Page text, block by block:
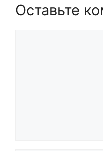
Оставьте